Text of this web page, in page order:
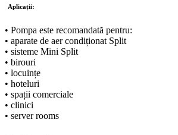
Aplicații:
• Pompa este recomandată pentru:
• aparate de aer condiționat Split
• sisteme Mini Split
• birouri
• locuințe
• hoteluri
• spații comerciale
• clinici
• server rooms